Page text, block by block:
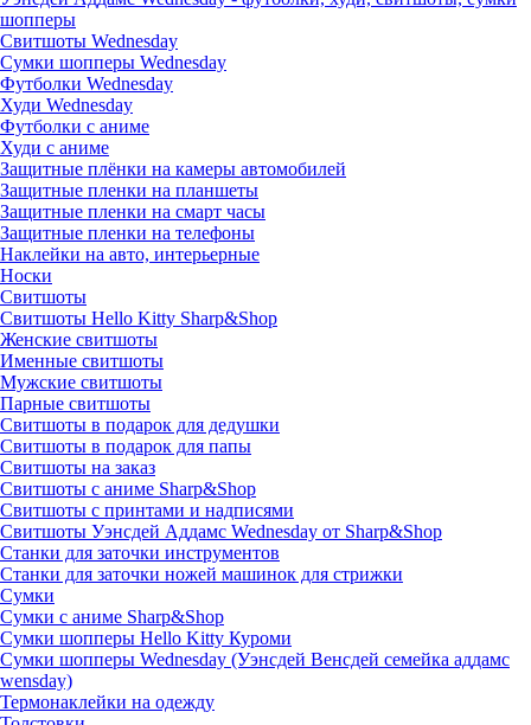
шопперы
Свитшоты Wednesday
Сумки шопперы Wednesday
Футболки Wednesday
Худи Wednesday
Футболки с аниме
Худи с аниме
Защитные плёнки на камеры автомобилей
Защитные пленки на планшеты
Защитные пленки на смарт часы
Защитные пленки на телефоны
Наклейки на авто, интерьерные
Носки
Свитшоты
Cвитшоты Hello Kitty Sharp&Shop
Женские свитшоты
Именные свитшоты
Мужские свитшоты
Парные свитшоты
Свитшоты в подарок для дедушки
Свитшоты в подарок для папы
Свитшоты на заказ
Свитшоты с аниме Sharp&Shop
Свитшоты с принтами и надписями
Свитшоты Уэнсдей Аддамс Wednesday от Sharp&Shop
Станки для заточки инструментов
Станки для заточки ножей машинок для стрижки
Сумки
Сумки с аниме Sharp&Shop
Сумки шопперы Hello Kitty Куроми
Сумки шопперы Wednesday (Уэнсдей Венсдей семейка аддамс
wensday)
Термонаклейки на одежду